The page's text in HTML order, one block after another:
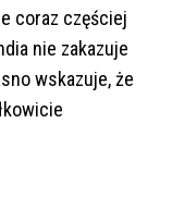
coraz częściej
nie zakazuje
wskazuje, że